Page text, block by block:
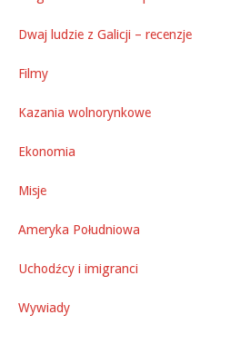
Dwaj ludzie z Galicji – recenzje
Filmy
Kazania wolnorynkowe
Ekonomia
Misje
Ameryka Południowa
Uchodźcy i imigranci
Wywiady